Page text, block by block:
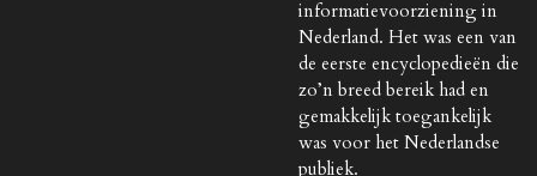
informatievoorziening in
Nederland. Het was een van
de eerste encyclopedieën die
zo’n breed bereik had en
gemakkelijk toegankelijk
was voor het Nederlandse
publiek.